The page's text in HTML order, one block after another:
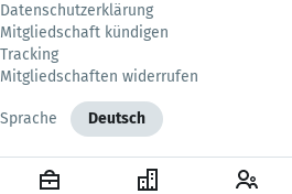
Datenschutzerklärung
Mitgliedschaft kündigen
Tracking
Mitgliedschaften widerrufen
Sprache Deutsch